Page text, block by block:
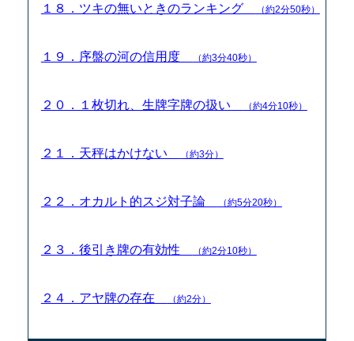
１８．ツキの無いときのランキング （約2分50秒）
１９．序盤の河の信用度 （約3分40秒）
２０．１枚切れ、生牌字牌の扱い （約4分10秒）
２１．天秤はかけない （約3分）
２２．オカルト的スジ対子論 （約5分20秒）
２３．後引き牌の有効性 （約2分10秒）
２４．アヤ牌の存在 （約2分）